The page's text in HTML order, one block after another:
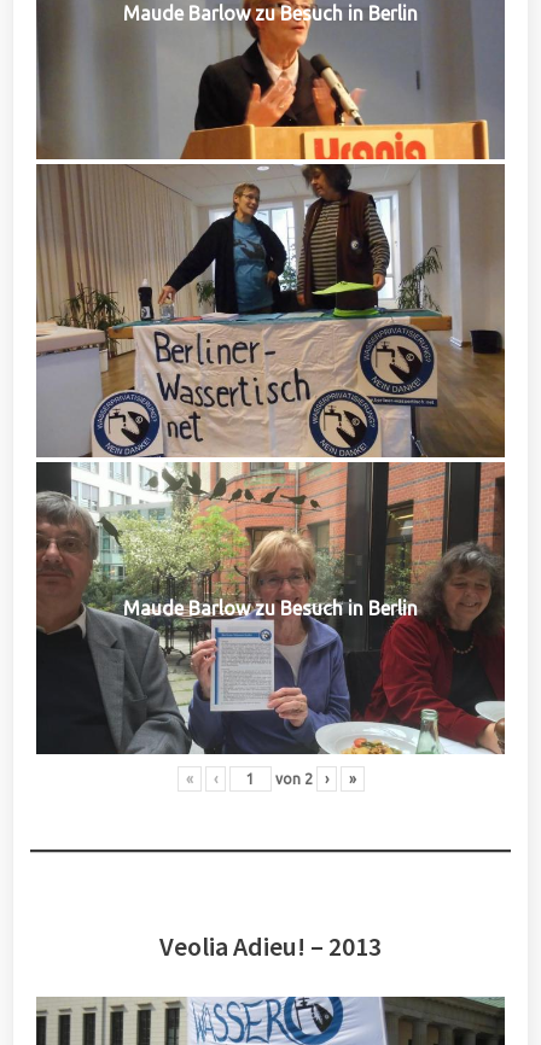
Maude Barlow zu Besuch in Berlin
Maude Barlow zu Besuch in Berlin
« ‹ von 2 › »
Veolia Adieu! – 2013